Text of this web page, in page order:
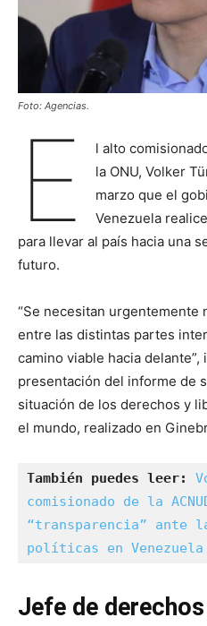
Foto: Agencias.
E
l alto
la ONU, Volker
marzo que el
Venezuela
para llevar al país hacia una
futuro.
“Se necesitan urgentemente
entre las distintas partes
camino viable hacia
presentación del informe de
situación de los derechos y
el mundo, realizado en
También puedes leer:
comisionado de la
“transparencia” ante
políticas en Venezuela
Jefe de